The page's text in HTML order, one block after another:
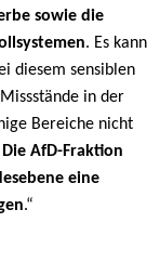
sowie die
. Es kann
diesem sensiblen
in der
Bereiche nicht
Die AfD-Fraktion
eine
.“